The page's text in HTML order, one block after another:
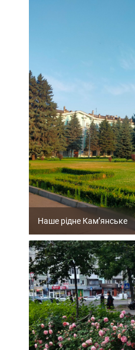
Наше рідне Кам’янське